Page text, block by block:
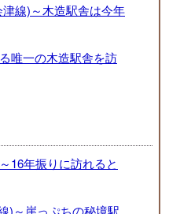
線)～木造駅舎は今年
唯一の木造駅舎を訪
16年振りに訪れると
)～崖っぷちの秘境駅